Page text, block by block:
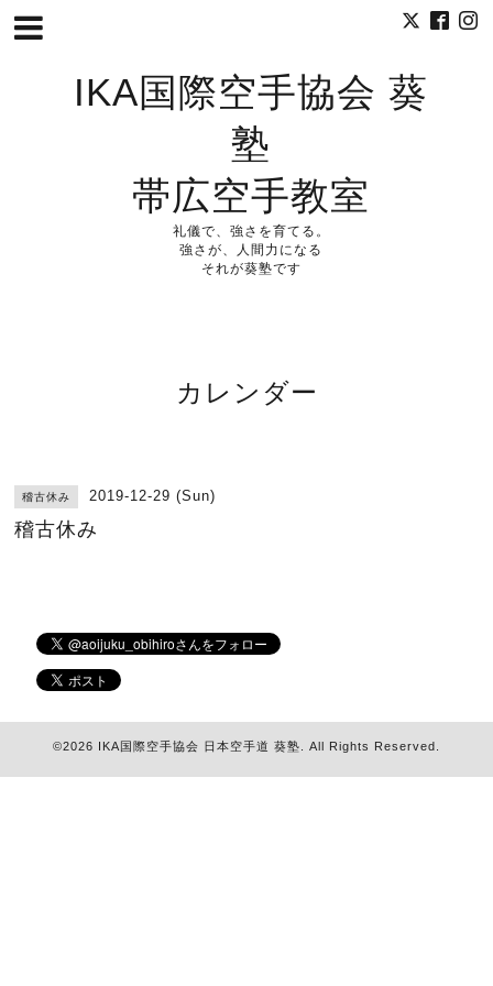
IKA国際空手協会 葵
塾
帯広空手教室
礼儀で、強さを育てる。
強さが、人間力になる
それが葵塾です
カレンダー
稽古休み 2019-12-29 (Sun)
稽古休み
©2026 IKA国際空手協会 日本空手道 葵塾 . All Rights Reserved.